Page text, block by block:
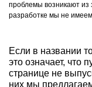
проблемы возникают из
разработке мы не
Если в названии
это означает, что
странице не
них мы